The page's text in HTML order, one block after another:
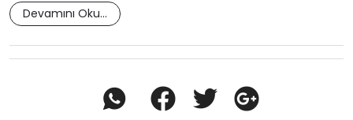
Devamını Oku...